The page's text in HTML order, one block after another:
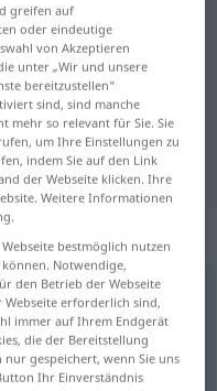
für
;Spezialgebiete>
antippen)
greifen auf
oder eindeutige
von Akzeptieren
unter „Wir und unsere
bereitzustellen“
sind, sind manche
mehr so relevant für Sie. Sie
um Ihre Einstellungen zu
indem Sie auf den Link
der Webseite klicken. Ihre
Weitere Informationen
bestmöglich nutzen
Notwendige,
den Betrieb der Webseite
erforderlich sind,
immer auf Ihrem Endgerät
die der Bereitstellung
gespeichert, wenn Sie uns
Ihr Einverständnis